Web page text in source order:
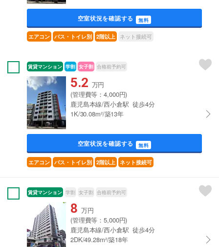
空室状況を確認する 無料
エアコン バス・トイレ別 2階以上 ネット接続可
賃貸マンション 学割 女子割 合格前予約可
5.2 万円
(管理費等：4,000円)
鹿児島本線/西小倉駅 徒歩4分
1K/30.08m²/築13年
空室状況を確認する 無料
エアコン バス・トイレ別 2階以上 ネット接続可
賃貸マンション 学割 女子割 合格前予約可
8 万円
(管理費等：5,000円)
鹿児島本線/西小倉駅 徒歩4分
2DK/49.28m²/築18年